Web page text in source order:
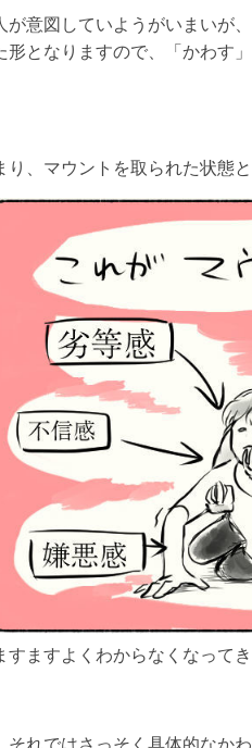
が意図していようがいまいが
形となりますので、「かわす
り、マウントを取られた状態
すますよくわからなくなって
それではさっそく具体的なか